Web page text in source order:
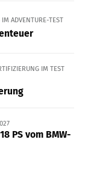
ADVENTURE-TEST
IM TEST
PS vom BMW-